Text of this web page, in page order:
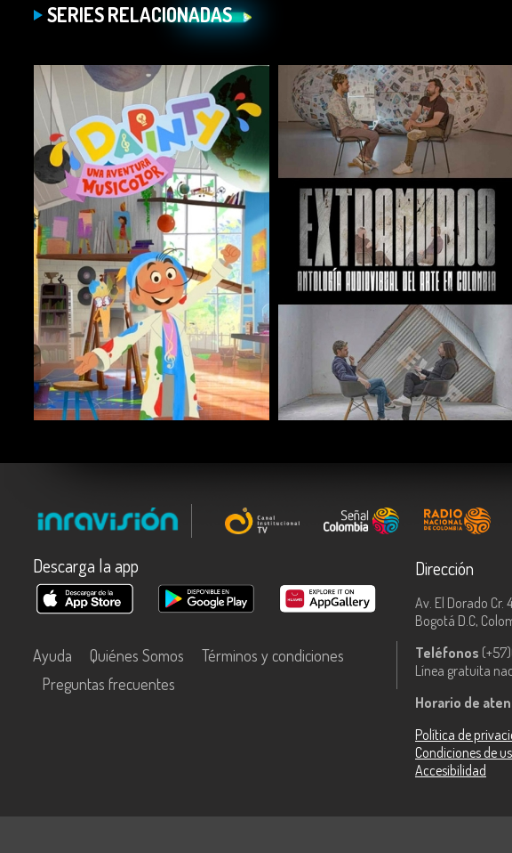
SERIES RELACIONADAS
COMPARTIR COMPARTIR
Descarga la app
Ayuda Quiénes Somos
Términos y condiciones
Preguntas frecuentes
Dirección
Av. El Dorado Cr.
Bogotá D.C,
Teléfonos
Línea gratuita
Horario de
Política de
Condiciones de
Accesibilidad